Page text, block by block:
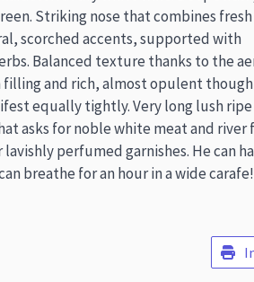
Striking nose that combines
scorched accents, supported with
Balanced texture thanks to the
and rich, almost opulent
equally tightly. Very long lush ripe
asks for noble white meat and river
perfumed garnishes. He can
breathe for an hour in a wide